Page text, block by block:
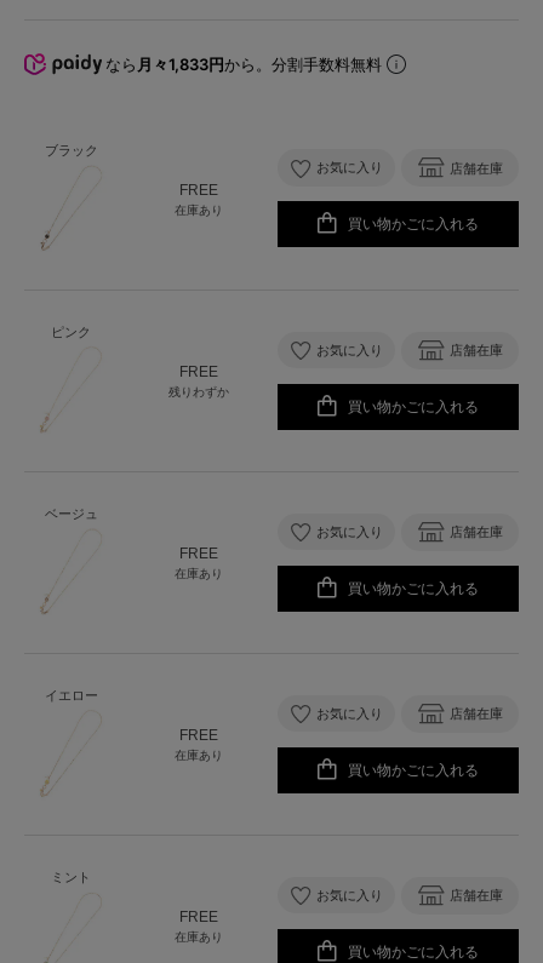
なら 月々1,833円から。分割手数料無料
ブラック
FREE
在庫あり
お気に入り 店舗在庫
買い物かごに入れる
ピンク
FREE
残りわずか
お気に入り 店舗在庫
買い物かごに入れる
ベージュ
FREE
在庫あり
お気に入り 店舗在庫
買い物かごに入れる
イエロー
FREE
在庫あり
お気に入り 店舗在庫
買い物かごに入れる
ミント
FREE
在庫あり
お気に入り 店舗在庫
買い物かごに入れる